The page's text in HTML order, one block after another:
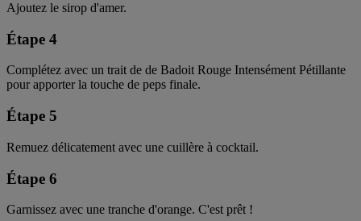
Ajoutez le sirop d'amer.
Étape 4
Complétez avec un trait de de Badoit Rouge Intensément Pétillante
pour apporter la touche de peps finale.
Étape 5
Remuez délicatement avec une cuillère à cocktail.
Étape 6
Garnissez avec une tranche d'orange. C'est prêt !